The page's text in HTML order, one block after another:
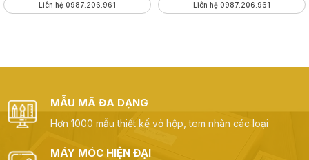
Liên hệ 0987.206.961 Liên hệ 0987.206.961
MẪU MÃ ĐA DẠNG
Hơn 1000 mẫu thiết kế vỏ hộp, tem nhãn các loại
MÁY MÓC HIỆN ĐẠI